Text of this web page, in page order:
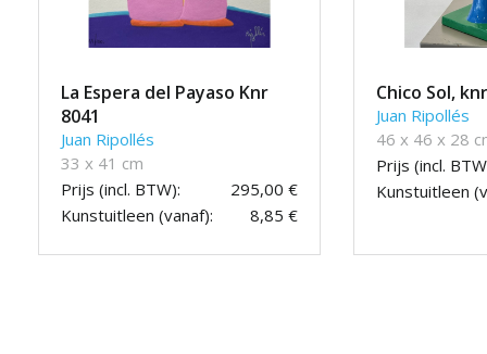
La Espera del Payaso Knr
8041
Juan Ripollés
33 x 41 cm
Prijs (incl. BTW):
295,00 €
Kunstuitleen (vanaf):
8,85 €
Chico Sol,
Juan Ripollés
46 x 46 x 28
Prijs (incl.
Kunstuitleen